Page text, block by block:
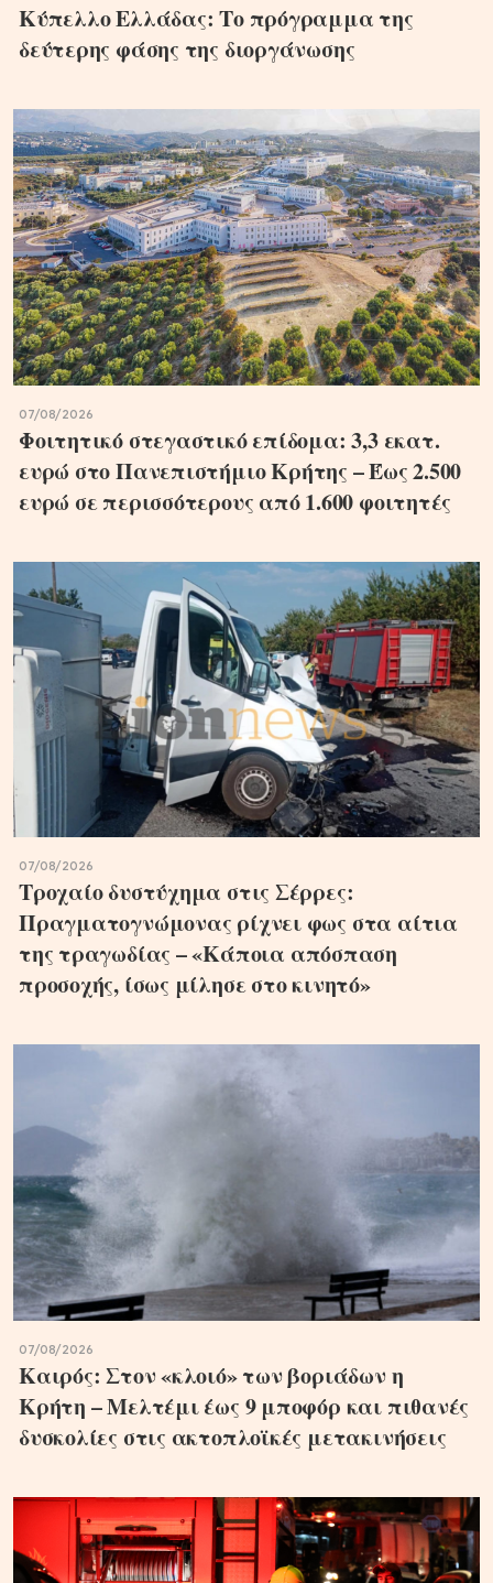
Κύπελλο Ελλάδας: Το πρόγραμμα της
δεύτερης φάσης της διοργάνωσης
07/08/2026
Φοιτητικό στεγαστικό επίδομα: 3,3 εκατ.
ευρώ στο Πανεπιστήμιο Κρήτης – Έως 2.500
ευρώ σε περισσότερους από 1.600 φοιτητές
07/08/2026
Τροχαίο δυστύχημα στις Σέρρες:
Πραγματογνώμονας ρίχνει φως στα αίτια
της τραγωδίας – «Κάποια απόσπαση
προσοχής, ίσως μίλησε στο κινητό»
07/08/2026
Καιρός: Στον «κλοιό» των βοριάδων η
Κρήτη – Μελτέμι έως 9 μποφόρ και πιθανές
δυσκολίες στις ακτοπλοϊκές μετακινήσεις